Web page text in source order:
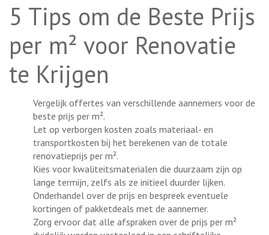
5 Tips om de Beste Prijs
per m² voor Renovatie
te Krijgen
Vergelijk offertes van verschillende aannemers voor de
beste prijs per m².
Let op verborgen kosten zoals materiaal- en
transportkosten bij het berekenen van de totale
renovatieprijs per m².
Kies voor kwaliteitsmaterialen die duurzaam zijn op
lange termijn, zelfs als ze initieel duurder lijken.
Onderhandel over de prijs en bespreek eventuele
kortingen of pakketdeals met de aannemer.
Zorg ervoor dat alle afspraken over de prijs per m²